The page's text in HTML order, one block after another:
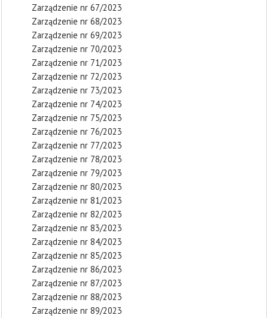
Zarządzenie nr 67/2023
Zarządzenie nr 68/2023
Zarządzenie nr 69/2023
Zarządzenie nr 70/2023
Zarządzenie nr 71/2023
Zarządzenie nr 72/2023
Zarządzenie nr 73/2023
Zarządzenie nr 74/2023
Zarządzenie nr 75/2023
Zarządzenie nr 76/2023
Zarządzenie nr 77/2023
Zarządzenie nr 78/2023
Zarządzenie nr 79/2023
Zarządzenie nr 80/2023
Zarządzenie nr 81/2023
Zarządzenie nr 82/2023
Zarządzenie nr 83/2023
Zarządzenie nr 84/2023
Zarządzenie nr 85/2023
Zarządzenie nr 86/2023
Zarządzenie nr 87/2023
Zarządzenie nr 88/2023
Zarządzenie nr 89/2023